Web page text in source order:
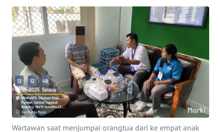
Wartawan saat menjumpai orangtua dari ke empat anak
OPINI
Informasi
INDEKS
BERITA
KONTAK
KAMI